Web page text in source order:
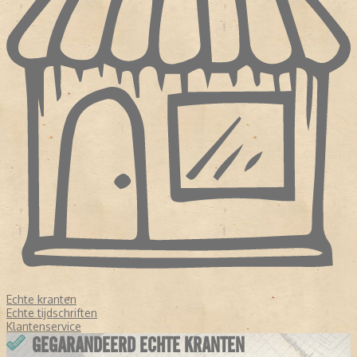
Echte kranten
Echte tijdschriften
Klantenservice
GEGARANDEERD ECHTE KRANTEN